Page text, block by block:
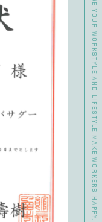
>> DATA CHANGE YOUR WORKSTYLE AND LIFESTYLE MAKE WORKERS HAPPY.